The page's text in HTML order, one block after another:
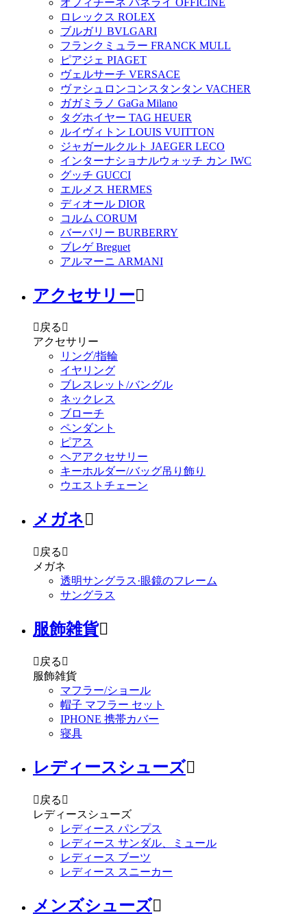
ロレックス ROLEX
ブルガリ BVLGARI
フランクミュラー FRANCK MULL
ピアジェ PIAGET
ヴェルサーチ VERSACE
ヴァシュロンコンスタンタン VACHER
ガガミラノ GaGa Milano
タグホイヤー TAG HEUER
ルイヴィトン LOUIS VUITTON
ジャガールクルト JAEGER LECO
インターナショナルウォッチ カン IWC
グッチ GUCCI
エルメス HERMES
ディオール DIOR
コルム CORUM
バーバリー BURBERRY
ブレゲ Breguet
アルマーニ ARMANI
アクセサリー
戻る 
アクセサリー
リング/指輪
イヤリング
ブレスレット/バングル
ネックレス
ブローチ
ペンダント
ピアス
ヘアアクセサリー
キーホルダー/バッグ吊り飾り
ウエストチェーン
メガネ
 戻る 
メガネ
透明サングラス·眼鏡のフレーム
サングラス
服飾雑貨
 戻る 
服飾雑貨
マフラー/ショール
帽子 マフラー セット
IPHONE 携帯カバー
寝具
レディースシューズ
 戻る 
レディースシューズ
レディース パンプス
レディース サンダル、ミュール
レディース ブーツ
レディース スニーカー
メンズシューズ